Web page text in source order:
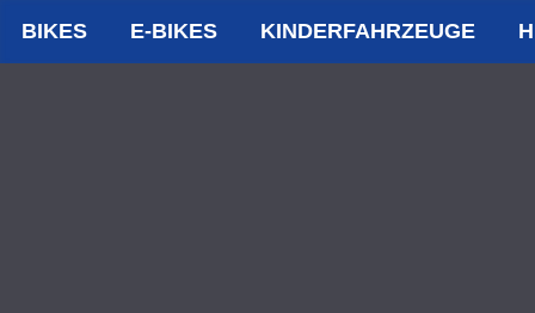
BIKES E-BIKES KINDERFAHRZEUGE